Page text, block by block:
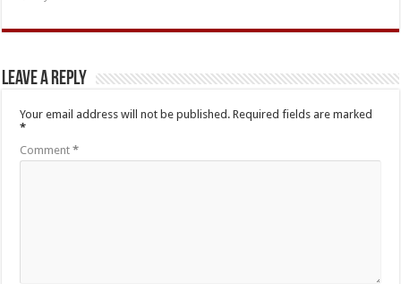
Leave a Reply
Your email address will not be published. Required fields are marked
*
Comment*